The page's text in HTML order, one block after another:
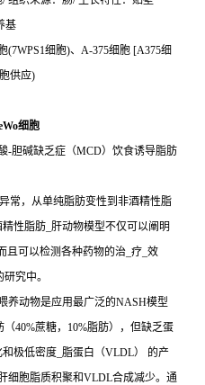
基
(7WPS1细胞)、A-375细胞 [A375细
供应)
细胞
-胆碱缺乏症（MCD）饮食诱导脂肪
常，从单纯脂肪变性到非酒精性脂
性脂肪_肝动物模型不仅可以阐明
且可以检测各种药物的治_疗_效
究中。
养动物是应用最广泛的NASH模型
40%蔗糖，10%脂肪），但缺乏蛋
极低密度_脂蛋白（VLDL） 的产
细胞脂质积聚和VLDL合成减少。通